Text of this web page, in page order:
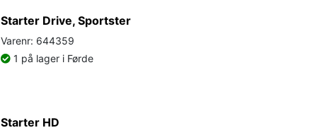
Starter Drive, Sportster
Varenr: 644359
1 på lager i Førde
Starter HD